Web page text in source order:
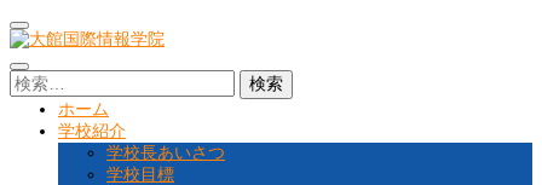
コ
ン
テ
ン
大館国際情報学院
秋田県大館市に位置する秋田県北地域唯一の中高一貫教育校です
検
索:
ホーム
学校紹介
学校長あいさつ
学校目標